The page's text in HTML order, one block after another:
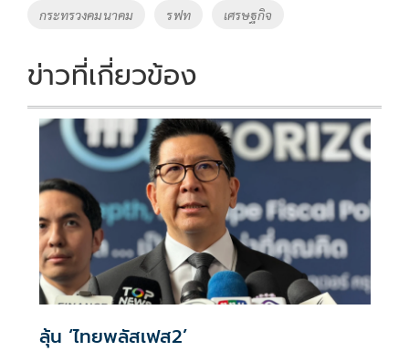
Tags
กระทรวงคมนาคม รฟท เศรษฐกิจ
ข่าวที่เกี่ยวข้อง
ลุ้น ‘ไทยพลัสเฟส2’